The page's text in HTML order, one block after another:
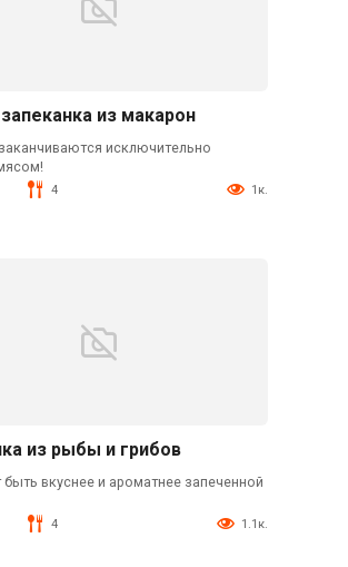
из макарон
исключительно
4 1к.
из рыбы и грибов
вкуснее и ароматнее запеченной
4 1.1к.